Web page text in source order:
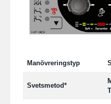
Manövreringstyp
Svetsmetod*